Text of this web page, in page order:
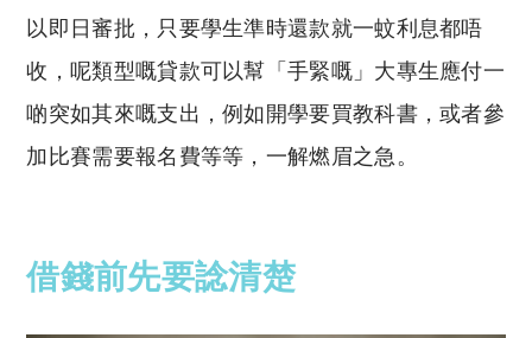
以即日審批，只要學生準時還款就一蚊利息都唔
收，呢類型嘅貸款可以幫「手緊嘅」大專生應付一
啲突如其來嘅支出，例如開學要買教科書，或者參
加比賽需要報名費等等，一解燃眉之急。
借錢前先要諗清楚